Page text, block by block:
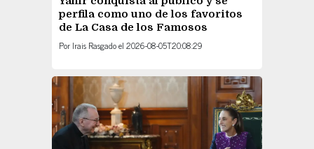
perfila como uno de los favoritos
de La Casa de los Famosos
Por Irais Rasgadoel 2026-08-05T20:08:29